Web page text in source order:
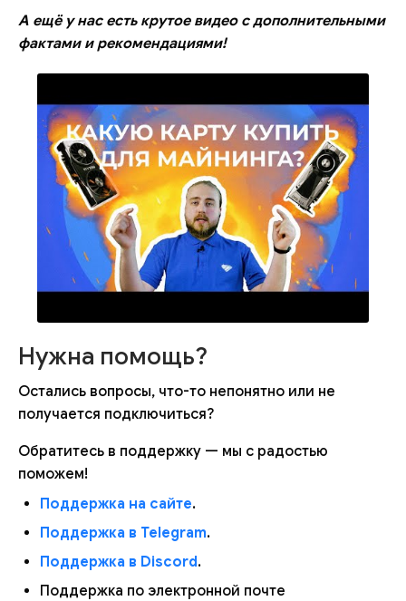
А ещё у нас есть крутое видео с дополнительными
фактами и рекомендациями!
Нужна помощь?
Остались вопросы, что-то непонятно или не
получается подключиться?
Обратитесь в поддержку — мы с радостью
поможем!
Поддержка на сайте.
Поддержка в Telegram.
Поддержка в Discord.
Поддержка по электронной почте